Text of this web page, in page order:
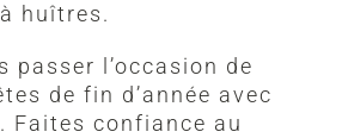
huîtres.
passer l’occasion de
de fin d’année avec
Faites confiance au